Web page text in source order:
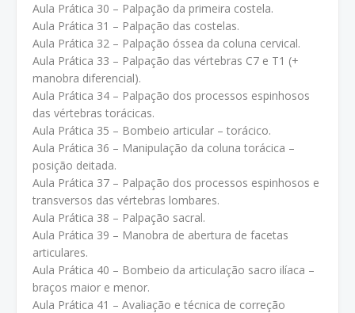
Aula Prática 30 – Palpação da primeira costela.
Aula Prática 31 – Palpação das costelas.
Aula Prática 32 – Palpação óssea da coluna cervical.
Aula Prática 33 – Palpação das vértebras C7 e T1 (+
manobra diferencial).
Aula Prática 34 – Palpação dos processos espinhosos
das vértebras torácicas.
Aula Prática 35 – Bombeio articular – torácico.
Aula Prática 36 – Manipulação da coluna torácica –
posição deitada.
Aula Prática 37 – Palpação dos processos espinhosos e
transversos das vértebras lombares.
Aula Prática 38 – Palpação sacral.
Aula Prática 39 – Manobra de abertura de facetas
articulares.
Aula Prática 40 – Bombeio da articulação sacro ilíaca –
braços maior e menor.
Aula Prática 41 – Avaliação e técnica de correção